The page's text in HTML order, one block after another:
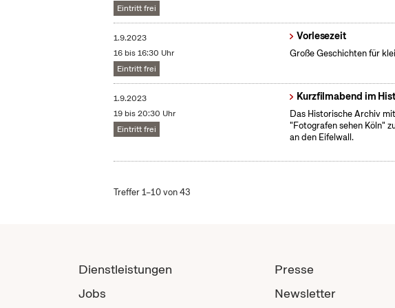
Eintritt frei
1.9.2023
16 bis 16:30 Uhr
Eintritt frei
Vorlesezeit
Große Geschichten für
1.9.2023
19 bis 20:30 Uhr
Eintritt frei
Kurzfilmabend im
Das Historische Archiv
"Fotografen sehen Köln"
an den Eifelwall.
Treffer 1–10 von 43
Dienstleistungen
Jobs
Presse
Newsletter